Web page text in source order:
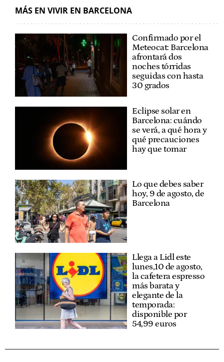
MÁS EN VIVIR EN BARCELONA
Confirmado por el
Meteocat: Barcelona
afrontará dos
noches tórridas
seguidas con hasta
30 grados
Eclipse solar en
Barcelona: cuándo
se verá, a qué hora y
qué precauciones
hay que tomar
Lo que debes saber
hoy, 9 de agosto, de
Barcelona
Llega a Lidl este
lunes,10 de agosto,
la cafetera espresso
más barata y
elegante de la
temporada:
disponible por
54,99 euros